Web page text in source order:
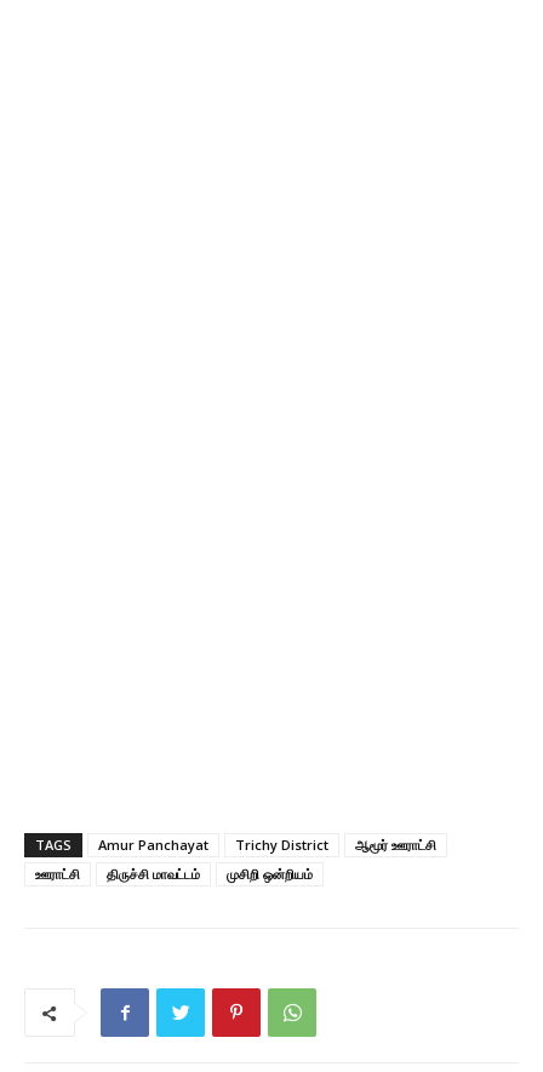
TAGS Amur Panchayat Trichy District
ஆமூர் ஊராட்சி
ஊராட்சி
திருச்சி மாவட்டம் முசிறி ஒன்றியம்